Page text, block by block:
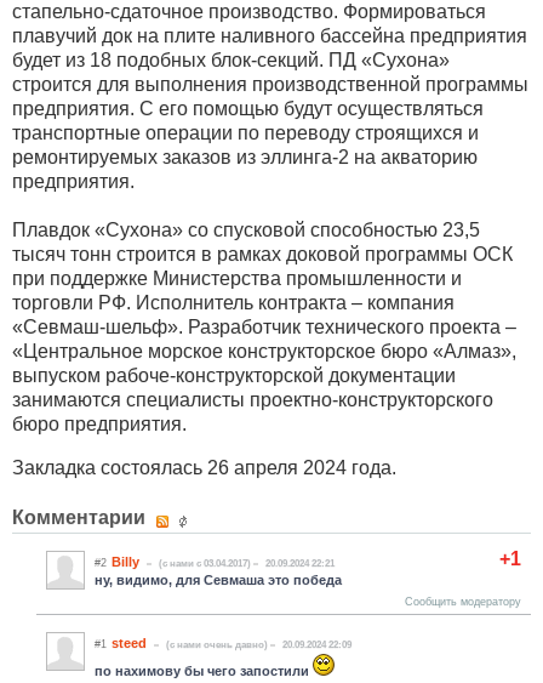
стапельно-сдаточное производство. Формироваться
плавучий док на плите наливного бассейна предприятия
будет из 18 подобных блок-секций. ПД «Сухона»
строится для выполнения производственной программы
предприятия. С его помощью будут осуществляться
транспортные операции по переводу строящихся и
ремонтируемых заказов из эллинга-2 на акваторию
предприятия.
Плавдок «Сухона» со спусковой способностью 23,5
тысяч тонн строится в рамках доковой программы ОСК
при поддержке Министерства промышленности и
торговли РФ. Исполнитель контракта – компания
«Севмаш-шельф». Разработчик технического проекта –
«Центральное морское конструкторское бюро «Алмаз»,
выпуском рабоче-конструкторской документации
занимаются специалисты проектно-конструкторского
бюро предприятия.
Закладка состоялась 26 апреля 2024 года.
Комментарии
+1
#2 Billy (c нами с 03.04.2017) 20.09.2024 22:21
ну, видимо, для Севмаша это победа
Сообщить модератору
#1 steed (c нами очень давно) 20.09.2024 22:09
по нахимову бы чего запостили